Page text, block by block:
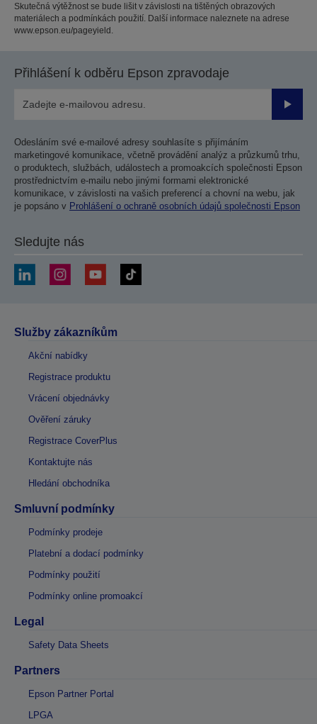
Skutečná výtěžnost se bude lišit v závislosti na tištěných obrazových
materiálech a podmínkách použití. Další informace naleznete na adrese
www.epson.eu/pageyield.
Přihlášení k odběru Epson zpravodaje
Odesláním své e-mailové adresy souhlasíte s přijímáním
marketingové komunikace, včetně provádění analýz a průzkumů trhu,
o produktech, službách, událostech a promoakcích společnosti Epson
prostřednictvím e-mailu nebo jinými formami elektronické
komunikace, v závislosti na vašich preferencí a chovní na webu, jak
je popsáno v Prohlášení o ochraně osobních údajů společnosti Epson
Sledujte nás
Služby zákazníkům
Akční nabídky
Registrace produktu
Vrácení objednávky
Ověření záruky
Registrace CoverPlus
Kontaktujte nás
Hledání obchodníka
Smluvní podmínky
Podmínky prodeje
Platební a dodací podmínky
Podmínky použití
Podmínky online promoakcí
Legal
Safety Data Sheets
Partners
Epson Partner Portal
LPGA